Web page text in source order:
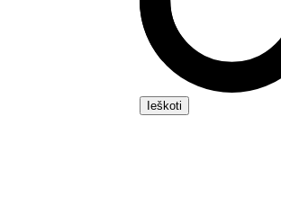
Ieškoti